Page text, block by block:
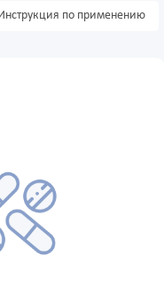
по применению